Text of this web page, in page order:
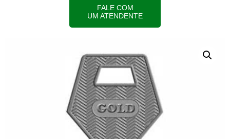
FALE COM
UM ATENDENTE